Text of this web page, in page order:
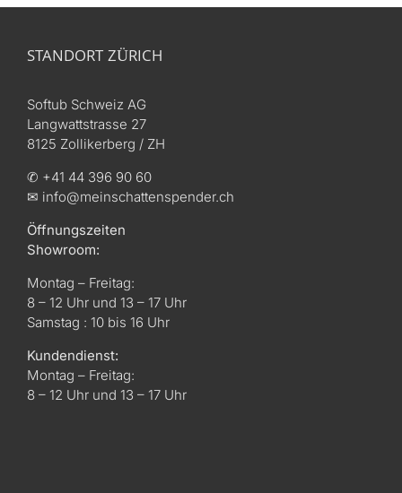
STANDORT ZÜRICH
Softub Schweiz AG
Langwattstrasse 27
8125 Zollikerberg / ZH
✆ +41 44 396 90 60
✉ info@meinschattenspender.ch
Öffnungszeiten
Showroom:
Montag – Freitag:
8 – 12 Uhr und 13 – 17 Uhr
Samstag : 10 bis 16 Uhr
Kundendienst:
Montag – Freitag:
8 – 12 Uhr und 13 – 17 Uhr